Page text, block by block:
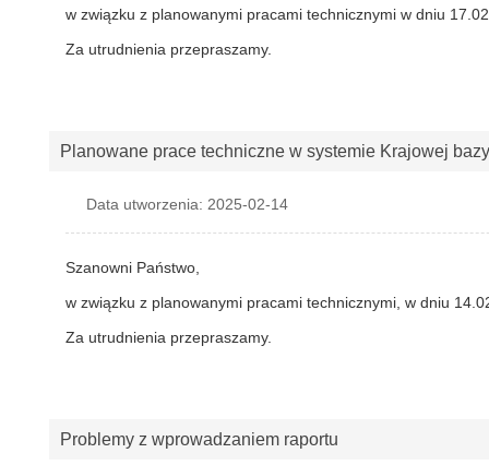
w związku z planowanymi pracami technicznymi w dniu
Za utrudnienia przepraszamy.
Planowane prace techniczne w systemie Krajowej bazy
Data utworzenia: 2025-02-14
Szanowni Państwo,
w związku z planowanymi pracami technicznymi, w dniu
Za utrudnienia przepraszamy.
Problemy z wprowadzaniem raportu